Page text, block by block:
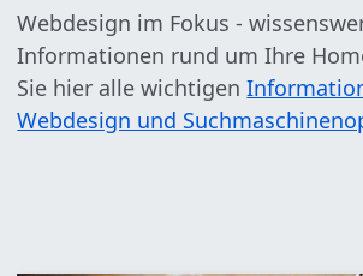
Webdesign im Fokus -
Informationen rund um Ihre
Sie hier alle wichtigen
Webdesign und